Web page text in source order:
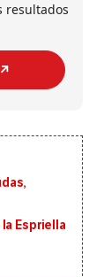
resultados
Espriella